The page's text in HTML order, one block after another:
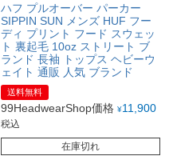
ハフ プルオーバー パーカー
SIPPIN SUN メンズ HUF フー
ディ プリント フード スウェッ
ト 裏起毛 10oz ストリート ブ
ランド 長袖 トップス ヘビーウ
ェイト 通販 人気 ブランド
送料無料
99HeadwearShop価格 ¥11,900
税込
在庫切れ